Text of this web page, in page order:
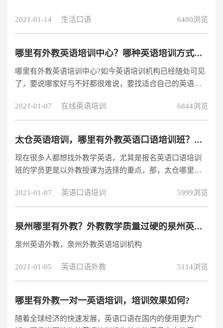
才能找到专业的经验丰富的呢？成都哪里有外
2021-01-14 生活口语 6480浏览
哪里有外教英语培训中心？哪种英语培训方式更好？
哪里有外教英语培训中心?如今英语培训机构已经随处可见
了，要说哪家好与不好都很难说，要找适合自己的英语机
是蛮多的，有线上英语也有线下英语，哪种是适合自己的
呢?
2021-01-07 在线英语培训 6844浏览
太仓英语培训，哪里有外教英语口语培训班？贵吗？
现在很多人都想找外教学英语，尤其是报名英语口语培训
班的学员更是以外教授课为选择的重点，那，太仓哪里有
内有两种途径可以找到，第一种就是传统的线下英语培训
机构，另一种是最近几年开始兴起的在线英语教学平台。
语口语培训班的第一好处就是师资，找英语培训机构我们
得先从机构的师资水平来分析，据了解，目前多数在线英
2021-01-07 英语口语培训 5999浏览
泉州哪里有外教？外教教学质量过硬的泉州英语外教推荐
泉州英语外教，泉州外教英语培训机构
2021-01-05 英语口语外教 5114浏览
哪里有外教一对一英语培训，培训效果如何?
随着全球经济的快速发展，英语口语在国内的使用更为广